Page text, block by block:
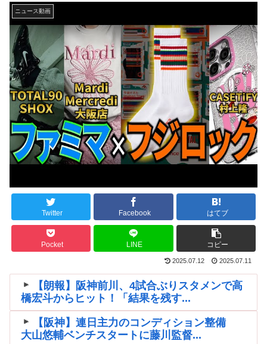
ニュース動画
Twitter Facebook はてブ
Pocket LINE コピー
2025.07.12 2025.07.11
【朗報】阪神前川、4試合ぶりスタメンで高
橋宏斗からヒット！「結果を残す...
【阪神】連日主力のコンディション整備
大山悠輔ベンチスタートに藤川監督...